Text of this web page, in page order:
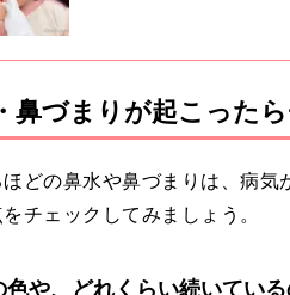
鼻づまりが起こった
どの鼻水や鼻づまりは、病
チェックしてみましょう。
色や、どれくらい続いてい